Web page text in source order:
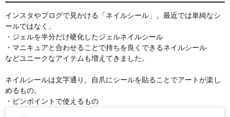
インスタやブログで見かける「ネイルシール」。最近では単純なシ
ールではなく、
・ジェルを半分だけ硬化したジェルネイルシール
・マニキュアと合わせることで持ちを良くできるネイルシール
などユニークなアイテムも増えてきました。
ネイルシールは文字通り、自爪にシールを貼ることでアートが楽し
めるもの。
・ピンポイントで使えるもの